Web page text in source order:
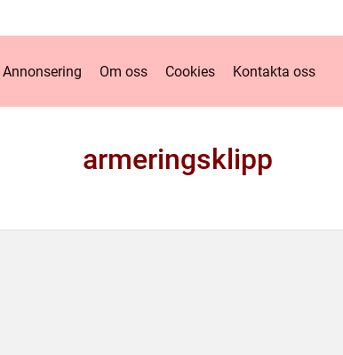
Annonsering Om oss Cookies Kontakta oss
armeringsklipp